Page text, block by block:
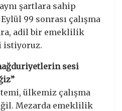
şartlara sahip
99 sonrası çalışma
adil bir emeklilik
istiyoruz.
sesi
ülkemiz çalışma
Mezarda emeklilik